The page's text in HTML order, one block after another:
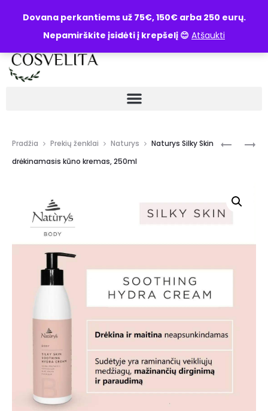
Dovana perkantiems už 75€, 150€ arba 250 eurų.
Nepamirškite įsidėti į krepšelį 😊 Atšaukti
UŽKLAUSA
Pradžia Prekių ženklai Naturys
Naturys Silky Skin
drėkinamasis kūno kremas, 250ml